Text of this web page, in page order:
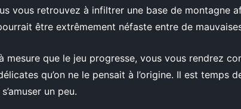
vous retrouvez à infiltrer une base de montagne
être extrêmement néfaste entre de
mesure que le jeu progresse, vous vous rendrez
qu’on ne le pensait à l’origine. Il est temps
un peu.